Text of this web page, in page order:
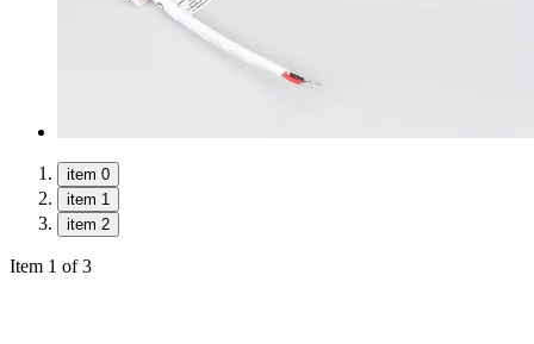
item 0
item 1
item 2
Item 1 of 3